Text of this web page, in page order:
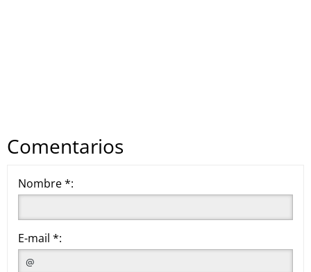
Comentarios
Nombre *:
E-mail *: